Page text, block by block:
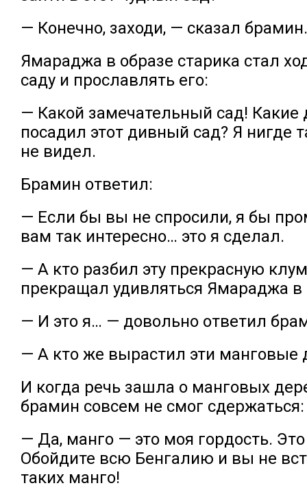
— Конечно, заходи, — сказал брамин.
Ямараджа в образе старика стал
саду и прославлять его:
— Какой замечательный сад! Какие
посадил этот дивный сад? Я нигде
не видел.
Брамин ответил:
— Если бы вы не спросили, я бы
вам так интересно… это я сделал.
— А кто разбил эту прекрасную
прекращал удивляться Ямараджа в
— И это я… — довольно ответил
— А кто же вырастил эти манговые
И когда речь зашла о манговых
брамин совсем не смог сдержаться:
— Да, манго — это моя гордость.
Обойдите всю Бенгалию и вы не
таких манго!